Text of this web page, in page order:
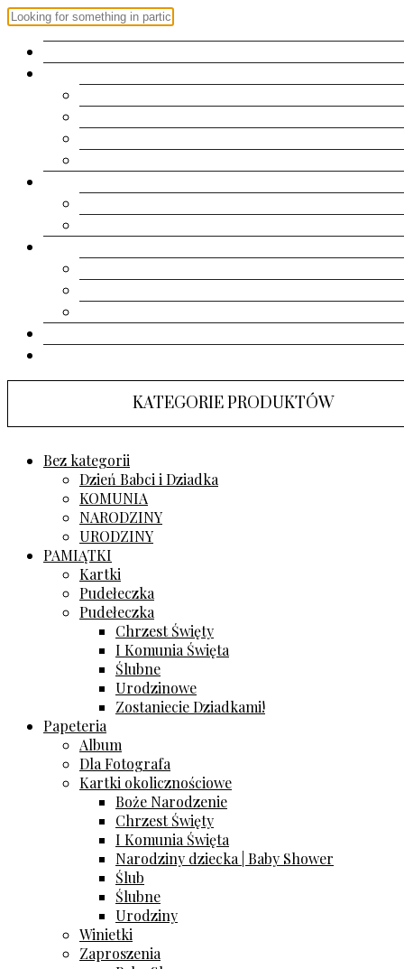
KATEGORIE PRODUKTÓW
Bez kategorii
Dzień Babci i Dziadka
KOMUNIA
NARODZINY
URODZINY
PAMIĄTKI
Kartki
Pudełeczka
Pudełeczka
Chrzest Święty
I Komunia Święta
Ślubne
Urodzinowe
Zostaniecie Dziadkami!
Papeteria
Album
Dla Fotografa
Kartki okolicznościowe
Boże Narodzenie
Chrzest Święty
I Komunia Święta
Narodziny dziecka | Baby Shower
Ślub
Ślubne
Urodziny
Winietki
Zaproszenia